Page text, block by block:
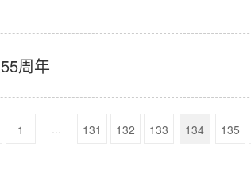
周年
1 ... 131 132 133 134 135